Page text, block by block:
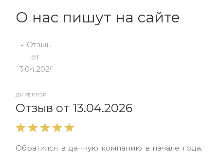
О нас пишут на сайте
ДИРЕКТОР
Отзыв от 13.04.2026
Обратился в данную компанию в начале года.